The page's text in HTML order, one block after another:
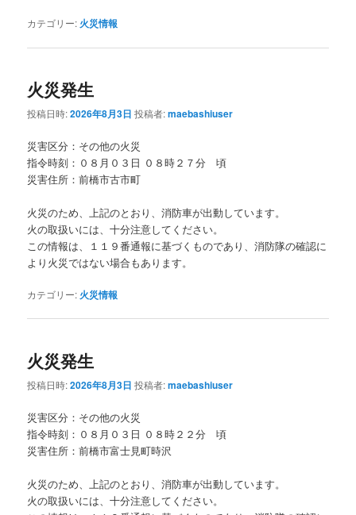
カテゴリー: 火災情報
火災発生
投稿日時:2026年8月3日 投稿者:maebashiuser
災害区分：その他の火災
指令時刻：０８月０３日 ０８時２７分 頃
災害住所：前橋市古市町
火災のため、上記のとおり、消防車が出動しています。
火の取扱いには、十分注意してください。
この情報は、１１９番通報に基づくものであり、消防隊の確認に
より火災ではない場合もあります。
カテゴリー: 火災情報
火災発生
投稿日時:2026年8月3日 投稿者:maebashiuser
災害区分：その他の火災
指令時刻：０８月０３日 ０８時２２分 頃
災害住所：前橋市富士見町時沢
火災のため、上記のとおり、消防車が出動しています。
火の取扱いには、十分注意してください。